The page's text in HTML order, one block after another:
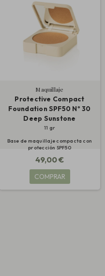
Maquillaje
Protective Compact
Foundation SPF50 Nº 30
Deep Sunstone
11 gr
Base de maquillaje compacta con
protección SPF50
49,00 €
COMPRAR